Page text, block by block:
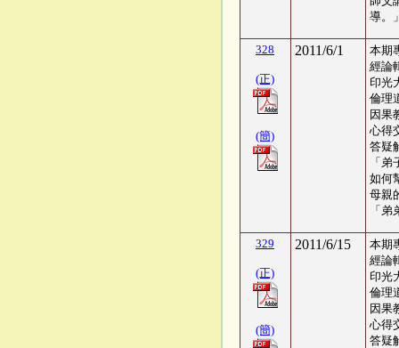
導。
328
(正)
(簡)
2011/6/1
本期
經論
印光
倫理
因果
心得
答疑
「
如何
母親
「
329
(正)
(簡)
2011/6/15
本期
經論
印光
倫理
因果
心得
答疑